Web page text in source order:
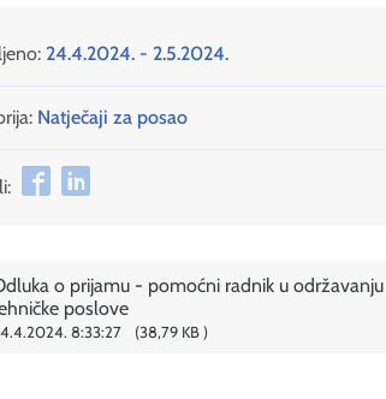
24.4.2024. - 2.5.2024.
Natječaji za posao
o prijamu - pomoćni radnik u
poslove
8:33:27 38,79 KB